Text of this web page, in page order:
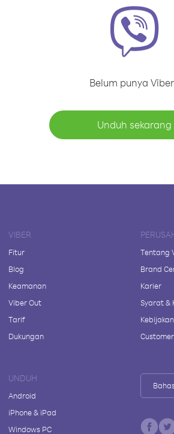
Belum punya
Unduh sekarang
VIBER
Fitur
Blog
Keamanan
Viber Out
Tarif
Dukungan
Tentang
Brand
Karier
Syarat &
UNDUH
Android
iPhone & iPad
Windows PC